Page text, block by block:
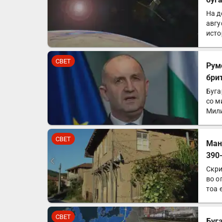
На
СВЕТ
со
СВЕТ
во
тоа
СВЕТ